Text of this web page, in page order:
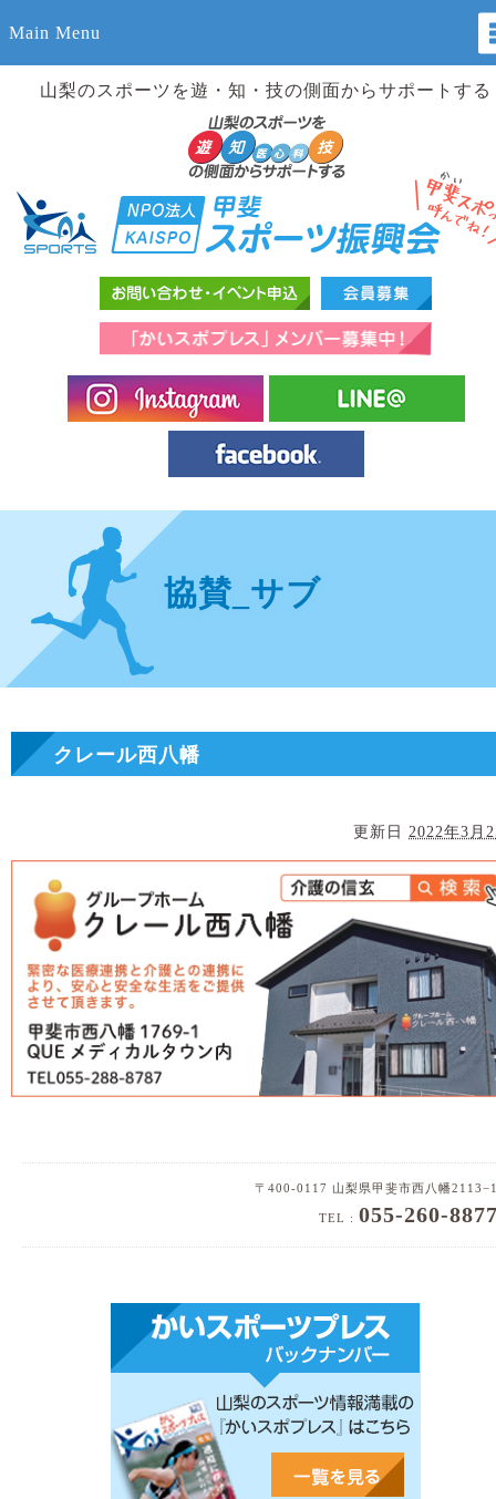
Main Menu
山梨のスポーツを遊・知・技の側面からサポートする
協賛_サブ
クレール西八幡
更新日 2022年3月
〒400-0117 山梨県甲斐市西八幡
TEL : 055-260-